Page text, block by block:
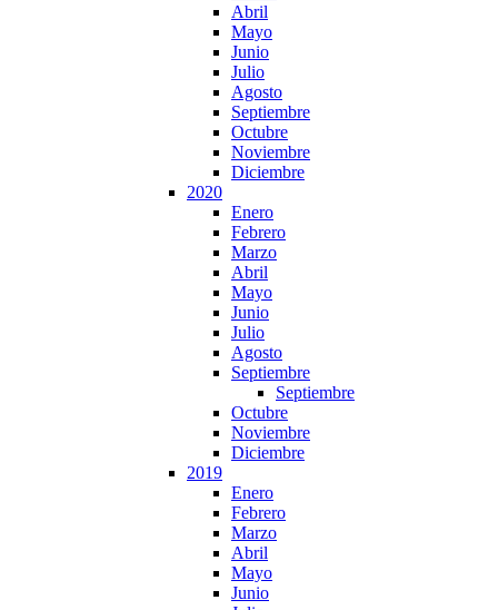
Abril
Mayo
Junio
Julio
Agosto
Septiembre
Octubre
Noviembre
Diciembre
2020
Enero
Febrero
Marzo
Abril
Mayo
Junio
Julio
Agosto
Septiembre
Septiembre
Octubre
Noviembre
Diciembre
2019
Enero
Febrero
Marzo
Abril
Mayo
Junio